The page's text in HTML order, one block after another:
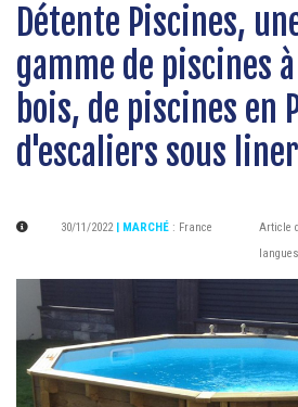
Détente Piscines,
gamme de piscines
bois, de piscines en
d'escaliers sous liner
30/11/2022 | MARCHÉ : France Article
langues